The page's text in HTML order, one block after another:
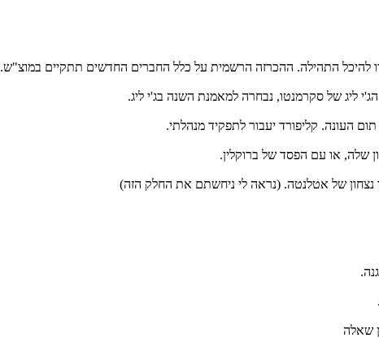
להיכל התהילה. ההכרזה הרשמית על כלל החברים החדשים תתקיים במוצ"ש.
ליג של סקרמנטו, נבחרה למאמנת השנה בג'י ליג.
העונה. קליפורד יעבור לתפקיד מנהלתי.
שלה, או עם הפסד של ברוקלין.
נצחון של אטלנטה. (נראה לי ניחשתם את החלק הזה)
שאלה